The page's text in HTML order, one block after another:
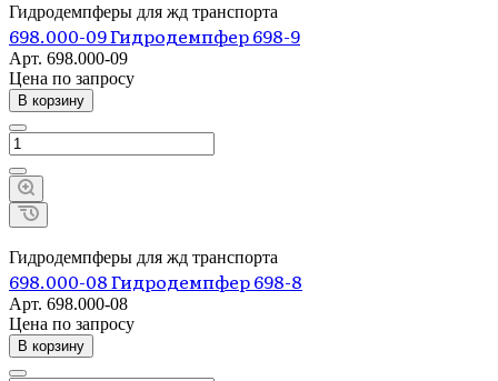
Гидродемпферы для жд транспорта
698.000-09 Гидродемпфер 698-9
Арт. 698.000-09
Цена по запросу
В корзину
Гидродемпферы для жд транспорта
698.000-08 Гидродемпфер 698-8
Арт. 698.000-08
Цена по запросу
В корзину